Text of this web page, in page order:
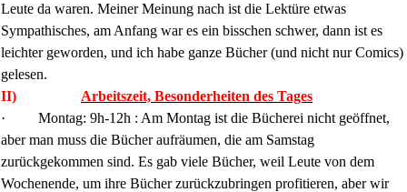
Leute da waren. Meiner Meinung nach ist die Lektüre etwas
Sympathisches, am Anfang war es ein bisschen schwer, dann ist es
leichter geworden, und ich habe ganze Bücher (und nicht nur Comics)
gelesen.
II)
Arbeitszeit, Besonderheiten des Tages
·
Montag: 9h-12h : Am Montag ist die Bücherei nicht geöffnet,
aber man muss die Bücher aufräumen, die am Samstag
zurückgekommen sind. Es gab viele Bücher, weil Leute von dem
Wochenende, um ihre Bücher zurückzubringen profitieren, aber wir